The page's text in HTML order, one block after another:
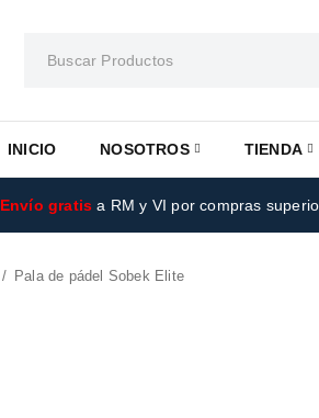
INICIO NOSOTROS TIENDA
Envío gratis a RM y VI por compras
/ Pala de pádel Sobek Elite